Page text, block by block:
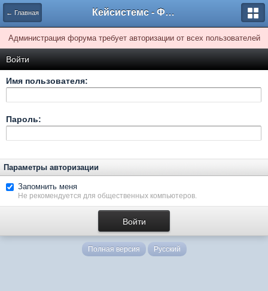
← Главная Кейсистемс - Форумы
Администрация форума требует авторизации от всех пользователей
Войти
Имя пользователя:
Пароль:
Параметры авторизации
Запомнить меня
Не рекомендуется для общественных компьютеров.
Полная версия Русский